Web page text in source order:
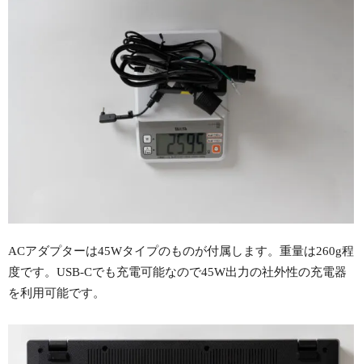
ACアダプターは45Wタイプのものが付属します。重量は260g程
度です。USB-Cでも充電可能なので45W出力の社外性の充電器
を利用可能です。